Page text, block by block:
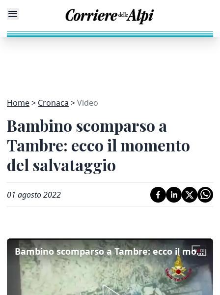
Home Cronaca Video
Bambino scomparso a
Tambre: ecco il momento
del salvataggio
01 agosto 2022
Bambino scomparso a Tambre: ecco il momento del salvataggio